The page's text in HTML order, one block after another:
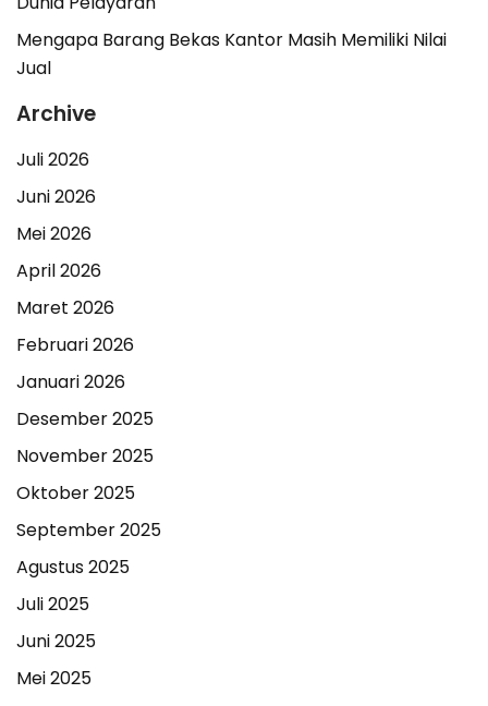
Mengapa Barang Bekas Kantor Masih Memiliki Nilai
Jual
Archive
Juli 2026
Juni 2026
Mei 2026
April 2026
Maret 2026
Februari 2026
Januari 2026
Desember 2025
November 2025
Oktober 2025
September 2025
Agustus 2025
Juli 2025
Juni 2025
Mei 2025